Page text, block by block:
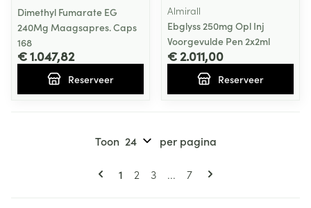
Dimethyl Fumarate EG
240Mg Maagsapres. Caps
168
€ 1.047,82
Reserveer
Almirall
Ebglyss 250mg Opl Inj
Voorgevulde Pen 2x2ml
€ 2.011,00
Reserveer
Pagina's
U lees momenteel pagina
1 Pagina
2 Pagina
3 ... Pagina
7
Toon per pagina